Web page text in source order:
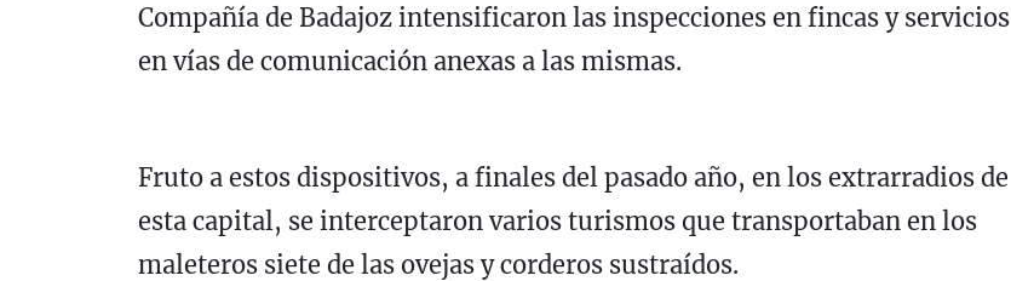
Compañía de Badajoz intensificaron las inspecciones en fincas y servicios
en vías de comunicación anexas a las mismas.
Fruto a estos dispositivos, a finales del pasado año, en los extrarradios de
esta capital, se interceptaron varios turismos que transportaban en los
maleteros siete de las ovejas y corderos sustraídos.